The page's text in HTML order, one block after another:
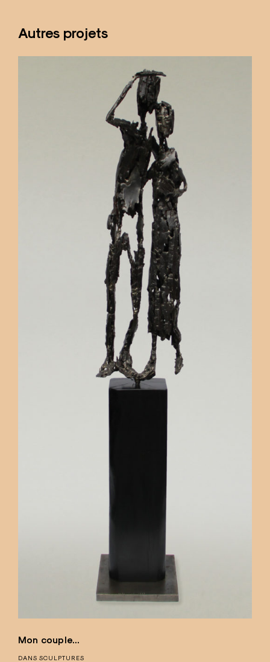
Autres projets
Mon couple…
DANS SCULPTURES